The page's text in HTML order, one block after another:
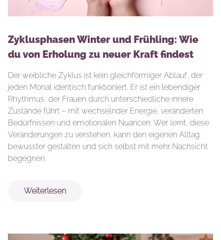
Zyklusphasen Winter und Frühling: Wie
du von Erholung zu neuer Kraft findest
Der weibliche Zyklus ist kein gleichförmiger Ablauf, der
jeden Monat identisch funktioniert. Er ist ein lebendiger
Rhythmus, der Frauen durch unterschiedliche innere
Zustände führt – mit wechselnder Energie, veränderten
Bedürfnissen und emotionalen Nuancen. Wer lernt, diese
Veränderungen zu verstehen, kann den eigenen Alltag
bewusster gestalten und sich selbst mit mehr Nachsicht
begegnen.
Weiterlesen